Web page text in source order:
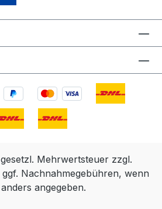
Mehrwertsteuer zzgl.
Nachnahmegebühren, wenn
angegeben.